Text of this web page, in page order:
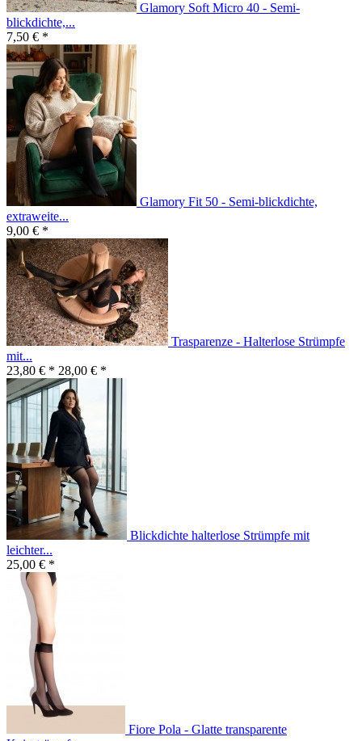
Glamory Soft Micro 40 - Semi-
blickdichte,...
7,50 € *
Glamory Fit 50 - Semi-blickdichte,
extraweite...
9,00 € *
Trasparenze - Halterlose Strümpfe
mit...
23,80 € * 28,00 € *
Blickdichte halterlose Strümpfe mit
leichter...
25,00 € *
Fiore Pola - Glatte transparente